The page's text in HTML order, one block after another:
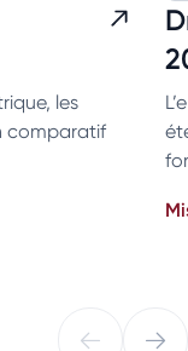
les
comparatif